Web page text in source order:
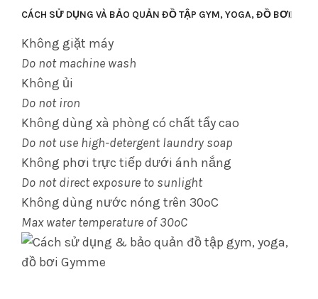
CÁCH SỬ DỤNG VÀ BẢO QUẢN ĐỒ TẬP GYM, YOGA, ĐỒ BƠI
Không giặt máy
Do not machine wash
Không ủi
Do not iron
Không dùng xà phòng có chất tẩy cao
Do not use high-detergent laundry soap
Không phơi trực tiếp dưới ánh nắng
Do not direct exposure to sunlight
Không dùng nước nóng trên 30oC
Max water temperature of 30oC